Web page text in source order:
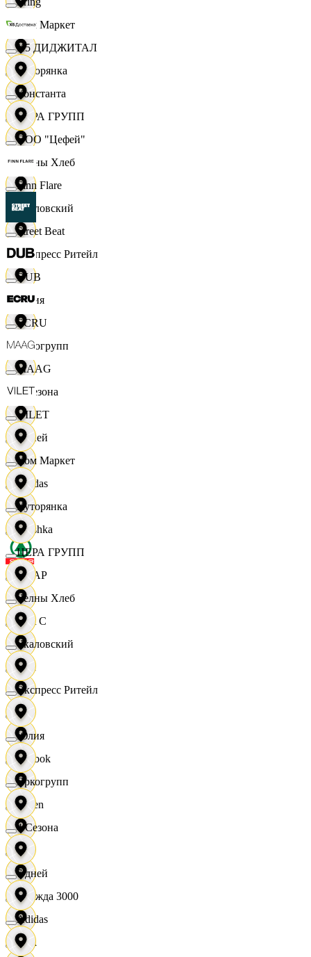
Хом Маркет
Хуторянка
ЦЕРА ГРУПП
Челны Хлеб
Чкаловский
Экспресс Ритейл
Юлия
Яркогрупп
4 Сезона
7 дней
Adidas
Bershka
СПАР
M A C
OBI
RE
Reebok
Seven
XC
Одежда 3000
Zara
X5 ДИДЖИТАЛ
Константа
ООО "Цефей"
Finn Flare
Street Beat
DUB
ECRU
MAAG
VILET
Хом Маркет
Хуторянка
ЦЕРА ГРУПП
Челны Хлеб
Чкаловский
Экспресс Ритейл
Юлия
Яркогрупп
4 Сезона
7 дней
Adidas